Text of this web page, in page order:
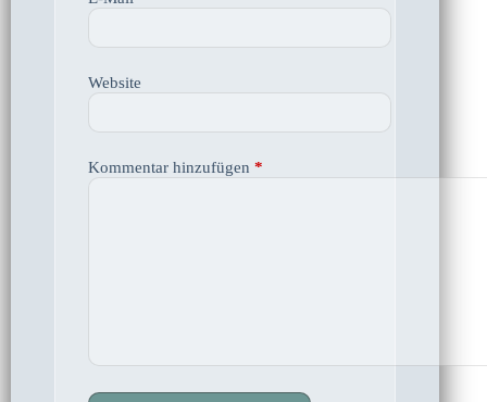
Website
Kommentar hinzufügen *